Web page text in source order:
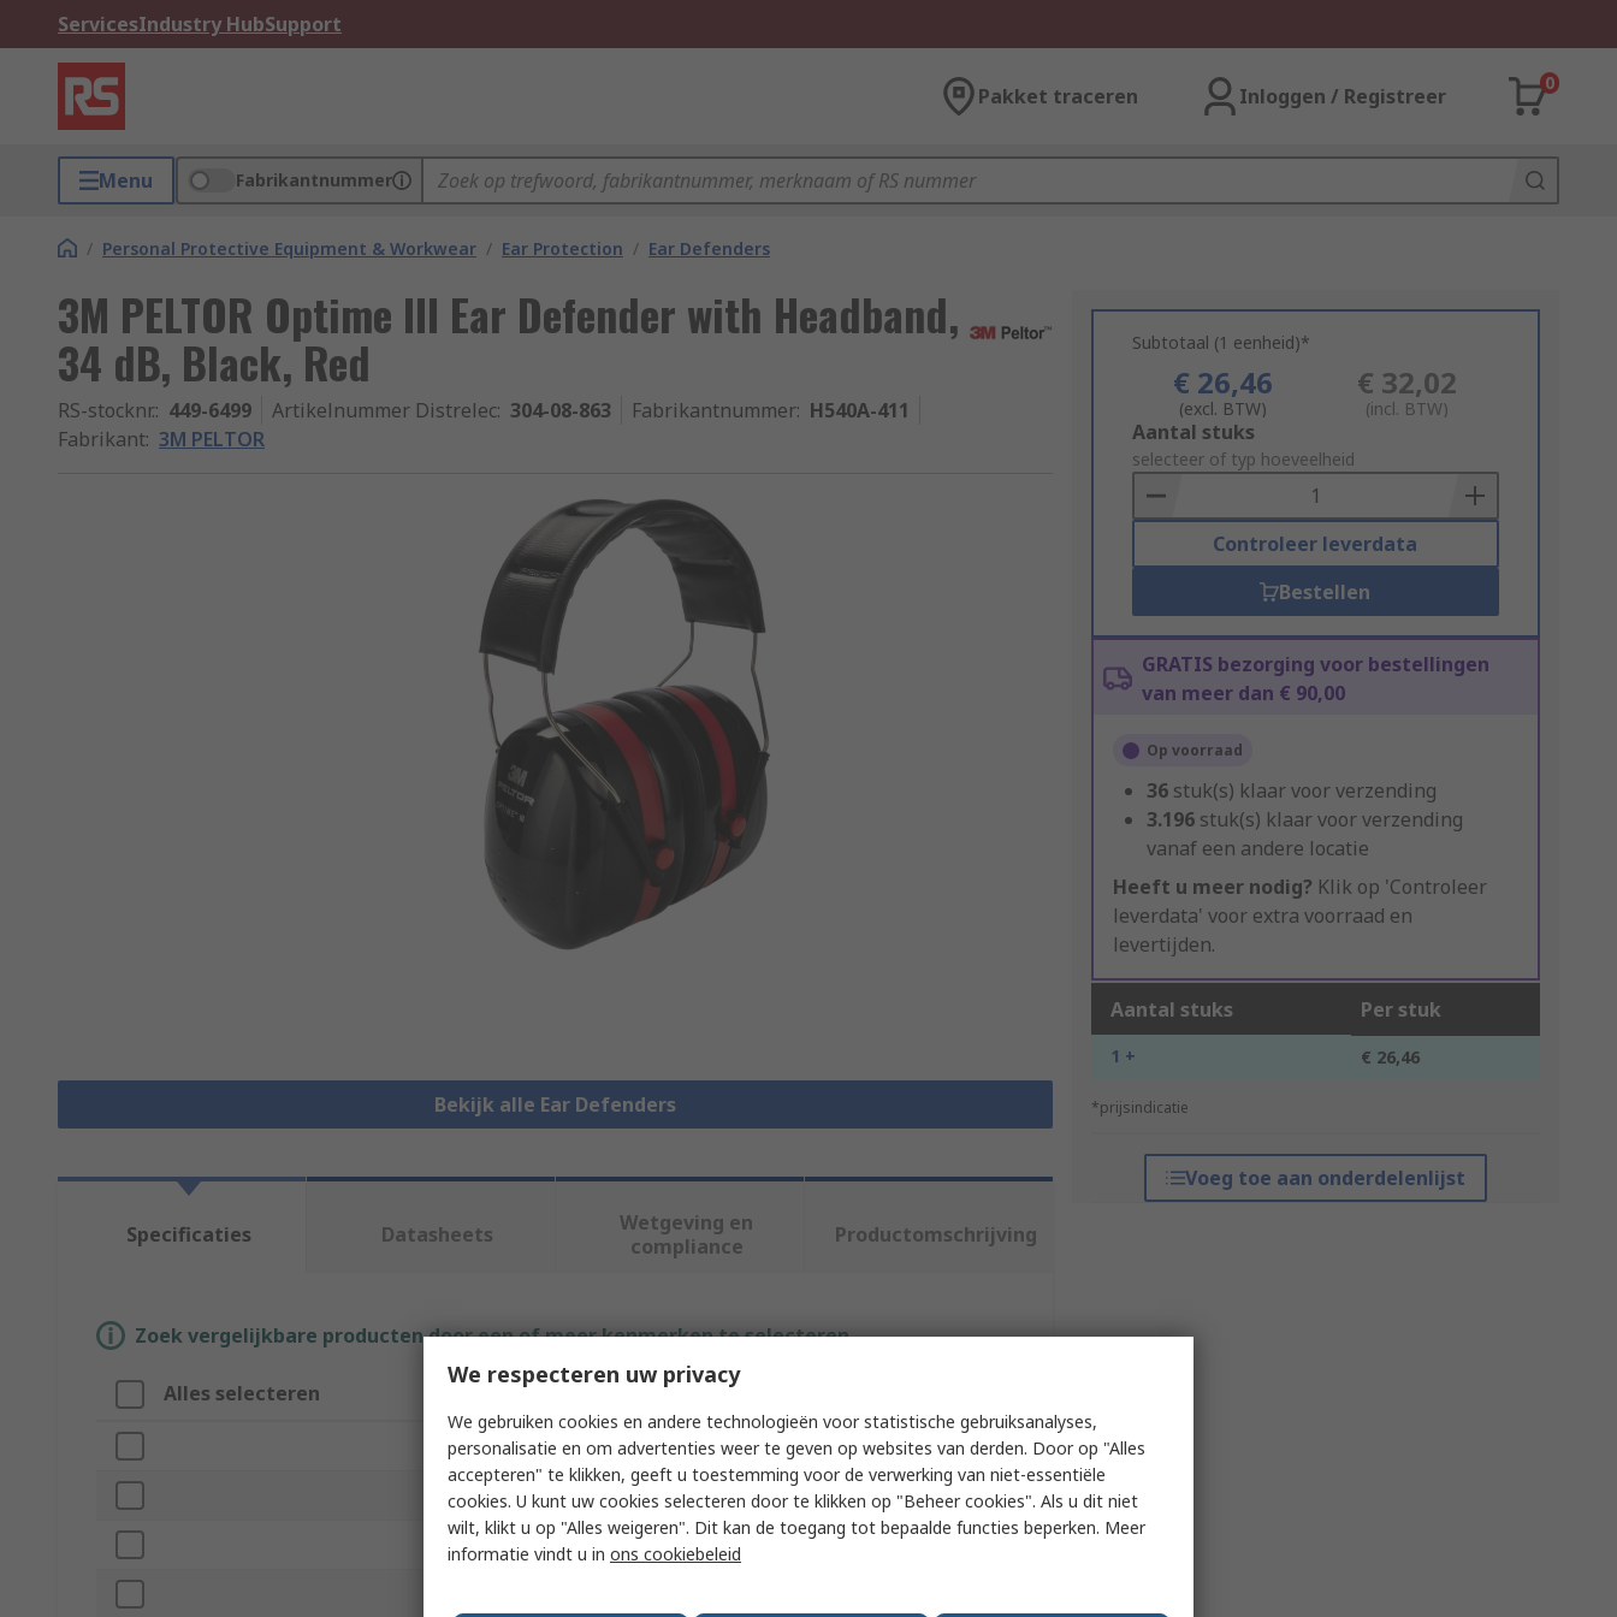
ServicesIndustry HubSupport
Pakket traceren Inloggen / Registreer
0
Menu Fabrikantnummer
/ Personal Protective Equipment & Workwear / Ear Protection / Ear Defenders
3M PELTOR Optime III Ear Defender with Headband,
34 dB, Black, Red
RS-stocknr.: 449-6499 Artikelnummer Distrelec: 304-08-863 Fabrikantnummer: H540A-411
Fabrikant: 3M PELTOR
Bekijk alle Ear Defenders
Subtotaal (1 eenheid)*
€ 26,46
(excl. BTW)
€ 32,02
(incl. BTW)
Add
to
Basket
Aantal stuks
selecteer of typ hoeveelheid
Controleer leverdata
Bestellen
GRATIS bezorging voor bestellingen
van meer dan € 90,00
Op voorraad
36 stuk(s) klaar voor verzending
3.196 stuk(s) klaar voor verzending
vanaf een andere locatie
Heeft u meer nodig? Klik op 'Controleer
leverdata' voor extra voorraad en
levertijden.
Aantal stuks Per stuk
1 + € 26,46
*prijsindicatie
Voeg toe aan onderdelenlijst
Specificaties Datasheets
Wetgeving en
compliance
Productomschrijving
Zoek vergelijkbare producten door een of meer kenmerken te selecteren.
Alles selecteren Attribuut
Merk 3M PELTOR
Attachment Type Headband
Product Type Ear Defender
We respecteren uw privacy
We gebruiken cookies en andere technologieën voor statistische gebruiksanalyses,
personalisatie en om advertenties weer te geven op websites van derden. Door op "Alles
accepteren" te klikken, geeft u toestemming voor de verwerking van niet-essentiële
cookies. U kunt uw cookies selecteren door te klikken op "Beheer cookies". Als u dit niet
wilt, klikt u op "Alles weigeren". Dit kan de toegang tot bepaalde functies beperken. Meer
informatie vindt u in ons cookiebeleid